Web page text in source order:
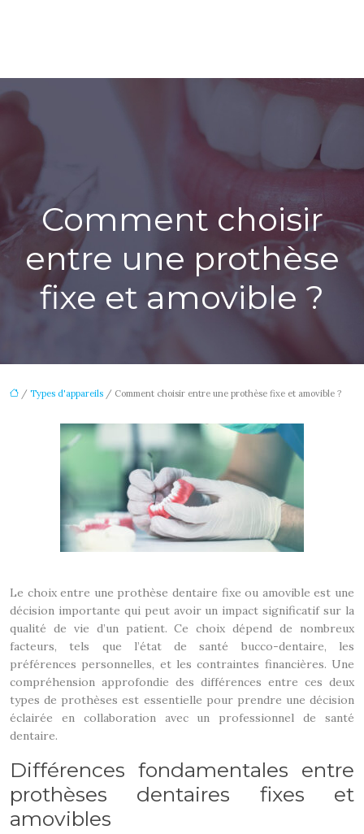
Comment choisir
entre une prothèse
fixe et amovible ?
/ Types d'appareils / Comment choisir entre une prothèse fixe et amovible ?
Le choix entre une prothèse dentaire fixe ou amovible est une
décision importante qui peut avoir un impact significatif sur la
qualité de vie d’un patient. Ce choix dépend de nombreux
facteurs, tels que l’état de santé bucco-dentaire, les
préférences personnelles, et les contraintes financières. Une
compréhension approfondie des différences entre ces deux
types de prothèses est essentielle pour prendre une décision
éclairée en collaboration avec un professionnel de santé
dentaire.
Différences fondamentales entre
prothèses dentaires fixes et
amovibles